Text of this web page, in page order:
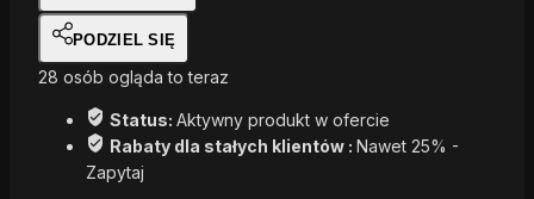
PODZIEL SIĘ
28 osób ogląda to teraz
Status: Aktywny produkt w ofercie
Rabaty dla stałych klientów : Nawet 25% -
Zapytaj